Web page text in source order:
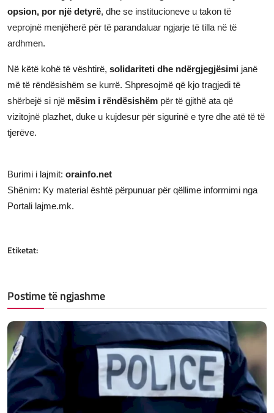
opsion, por një detyrë, dhe se institucioneve u takon të
veprojnë menjëherë për të parandaluar ngjarje të tilla në të
ardhmen.
Në këtë kohë të vështirë, solidariteti dhe ndërgjegjësimi janë
më të rëndësishëm se kurrë. Shpresojmë që kjo tragjedi të
shërbejë si një mësim i rëndësishëm për të gjithë ata që
vizitojnë plazhet, duke u kujdesur për sigurinë e tyre dhe atë të të
tjerëve.
Burimi i lajmit: orainfo.net
Shënim: Ky material është përpunuar për qëllime informimi nga
Portali lajme.mk.
Etiketat:
Postime të ngjashme